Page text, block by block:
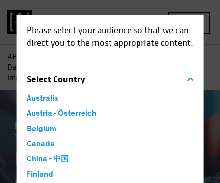
Please select your audience so that we can
direct you to the most appropriate content.
SelectCountry
Australia
Austria - Österreich
Belgium
Canada
China - 中国
Finland
AB
Dazi e guerra commerciale: un'analisi preliminare delle
implicazioni
Economia
Trade Wars
Dazi e guerra